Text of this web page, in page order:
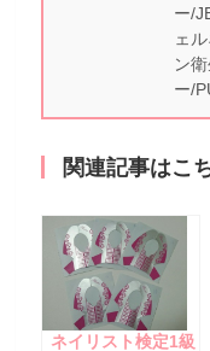
ー/
ェ
ン
ー/
関連記事はこ
ネイリスト検定1級